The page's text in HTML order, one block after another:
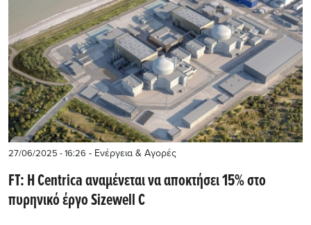
27/06/2025 - 16:26 - Ενέργεια & Αγορές
FT: Η Centrica αναμένεται να αποκτήσει 15% στο
πυρηνικό έργο Sizewell C